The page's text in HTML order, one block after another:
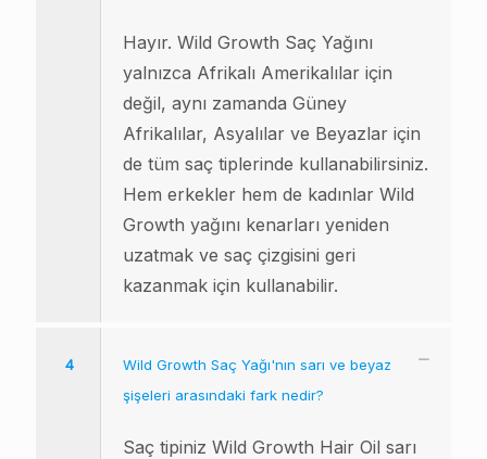
Hayır. Wild Growth Saç Yağını
yalnızca Afrikalı Amerikalılar için
değil, aynı zamanda Güney
Afrikalılar, Asyalılar ve Beyazlar için
de tüm saç tiplerinde kullanabilirsiniz.
Hem erkekler hem de kadınlar Wild
Growth yağını kenarları yeniden
uzatmak ve saç çizgisini geri
kazanmak için kullanabilir.
4
Wild Growth Saç Yağı'nın sarı ve beyaz
şişeleri arasındaki fark nedir?
Saç tipiniz Wild Growth Hair Oil sarı